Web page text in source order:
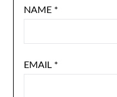
NAME *
EMAIL *